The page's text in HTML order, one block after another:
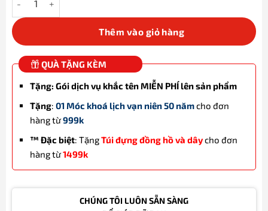
Thêm vào giỏ hàng
QUÀ TẶNG KÈM
Tặng: Gói dịch vụ khắc tên MIỄN PHÍ lên sản phẩm
Tặng:01 Móc khoá lịch vạn niên 50 nămcho đơn
hàng từ999k
™ Đặc biệt: TặngTúi đựng đồng hồ và dâycho đơn
hàng từ1499k
CHÚNG TÔI LUÔN SẴN SÀNG